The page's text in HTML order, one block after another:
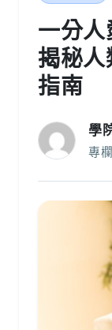
一分人
揭秘
指南
學
專